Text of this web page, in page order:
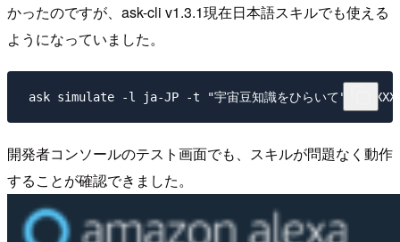
かったのですが、ask-cli v1.3.1現在日本語スキルでも使える
ようになっていました。
開発者コンソールのテスト画面でも、スキルが問題なく動作
することが確認できました。